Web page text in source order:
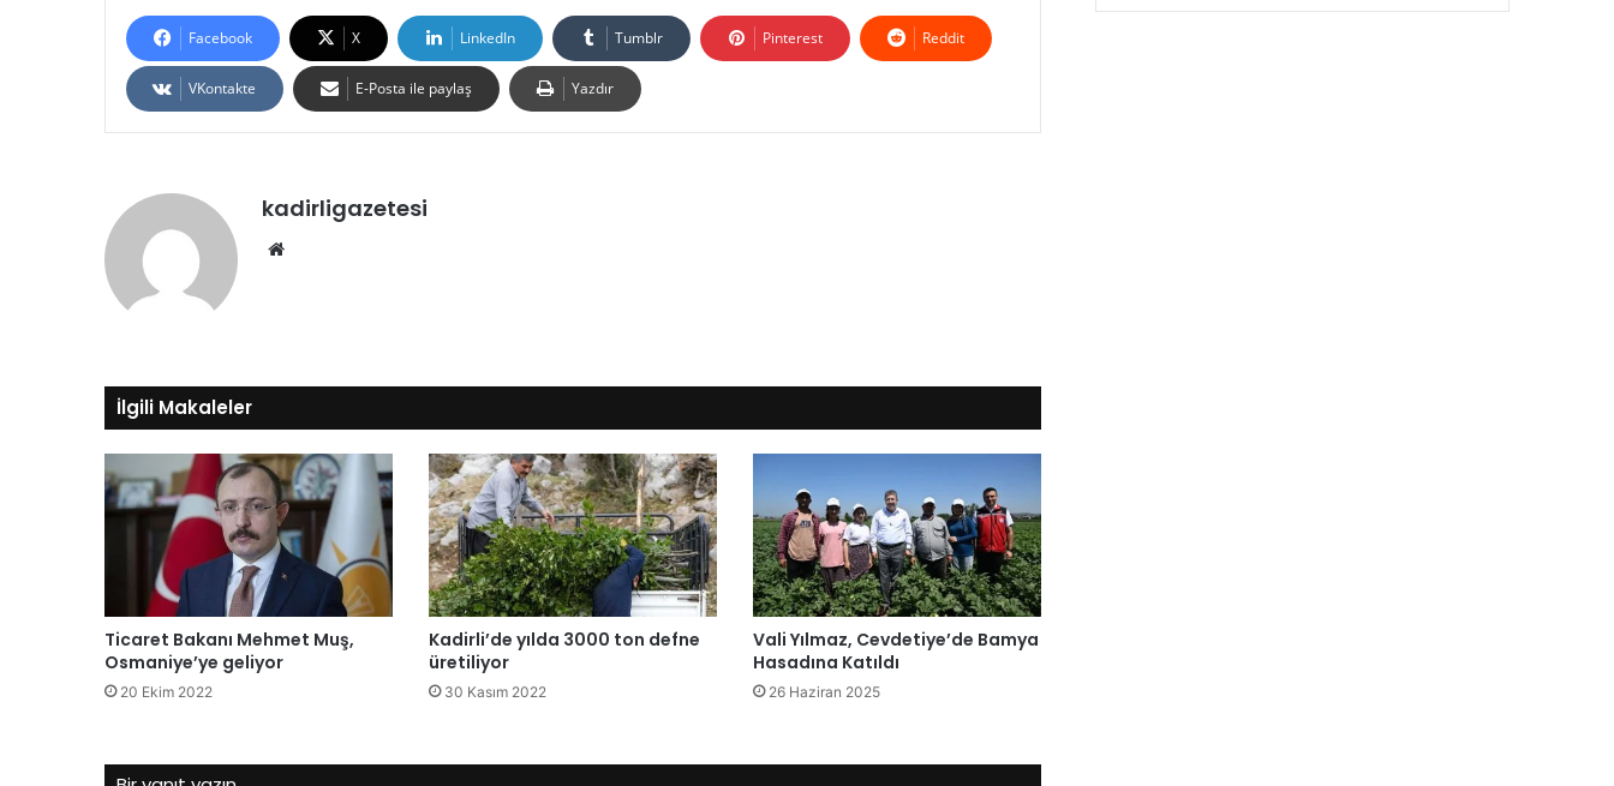
Facebook X LinkedIn Tumblr Pinterest Reddit
VKontakte E-Posta ile paylaş Yazdır
kadirligazetesi
İlgili Makaleler
Ticaret Bakanı Mehmet Muş,
Osmaniye’ye geliyor
20 Ekim 2022
Kadirli’de yılda 3000 ton defne
üretiliyor
30 Kasım 2022
Vali Yılmaz, Cevdetiye’de Bamya
Hasadına Katıldı
26 Haziran 2025